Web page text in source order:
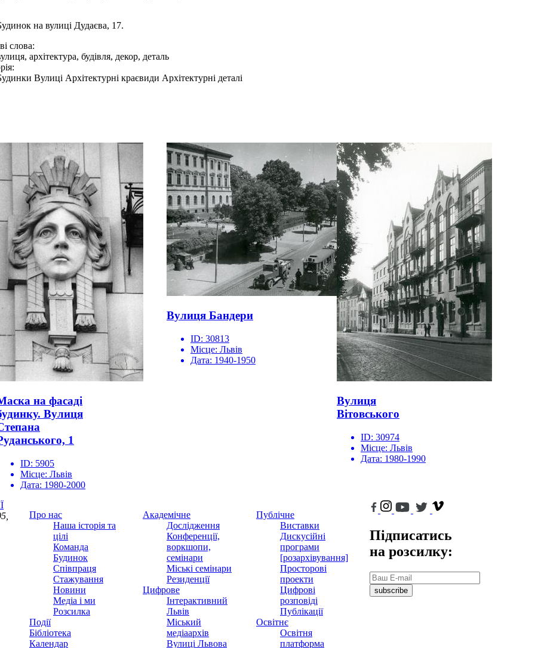
на вулиці Дудаєва, 17.
слова:
архітектура, будівля, декор, деталь
Вулиці Архітектурні краєвиди Архітектурні деталі
на фасаді
Вулиця
1
ID: 5905
Місце: Львів
Дата: 1980-2000
Вулиця Бандери
ID: 30813
Місце: Львів
Дата: 1940-1950
Вулиця
Вітовського
ID: 30974
Місце: Львів
Дата: 1980-1990
Про нас
Наша історія та
цілі
Команда
Будинок
Співпраця
Стажування
Новини
Медіа і ми
Розсилка
Події
Бібліотека
Календар
Академічне
Дослідження
Конференції,
воркшопи,
семінари
Міські семінари
Резиденції
Цифрове
Інтерактивний
Львів
Міський
медіаархів
Вулиці Львова
Публічне
Виставки
Дискусійні
програми
[розархівування]
Просторові
проекти
Цифрові
розповіді
Публікації
Освітнє
Освітня
платформа
Підписатись
на розсилку:
subscribe